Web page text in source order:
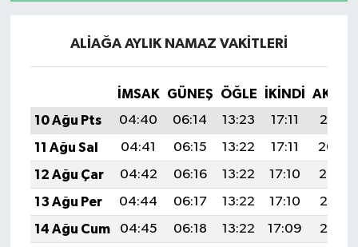
ALIAĞA AYLIK NAMAZ VAKITLERI
İMSAK GÜNEŞ ÖĞLE İKINDI
10 Ağu Pts
04:40 06:14 13:23 17:11
20:21
11 Ağu Sal
04:41 06:15 13:22 17:11
20:20
12 Ağu Çar
04:42 06:16 13:22 17:10
20:19
13 Ağu Per
04:44 06:17 13:22 17:10
20:17
14 Ağu Cum
04:45 06:18 13:22 17:09
20:16